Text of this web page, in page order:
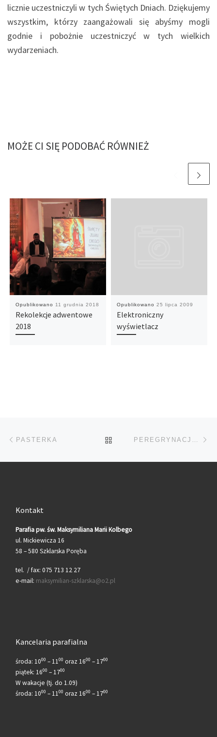
licznie uczestniczyli w tych Świętych Dniach. Dziękujemy
wszystkim, którzy zaangażowali się abyśmy mogli
godnie i pobożnie uczestniczyć w tych wielkich
wydarzeniach.
MOŻE CI SIĘ PODOBAĆ RÓWNIEŻ
Opublikowano 11 grudnia 2018
Rekolekcje adwentowe
2018
Opublikowano 25 lipca 2009
Elektroniczny
wyświetlacz
Przeglądanie Wpisów
PASTERKA POWRÓT DO LISTY
Kontakt
Parafia pw. św. Maksymiliana Marii Kolbego
ul. Mickiewicza 16
58 – 580 Szklarska Poręba
tel. / fax: 075 713 12 27
e-mail: maksymilian-szklarska@o2.pl
Kancelaria parafialna
środa: 1000 – 1100 oraz 1600 – 1700
piątek: 1600 – 1700
W wakacje (tj. do 1.09)
środa: 1000 – 1100 oraz 1600 – 1700